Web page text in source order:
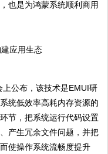
也是为鸿蒙系统顺利商用
公布，该技术是EMUI研
统低效率高耗内存资源的
节，把系统运行代码设置
产生冗余文件问题，并把
使操作系统流畅度提升